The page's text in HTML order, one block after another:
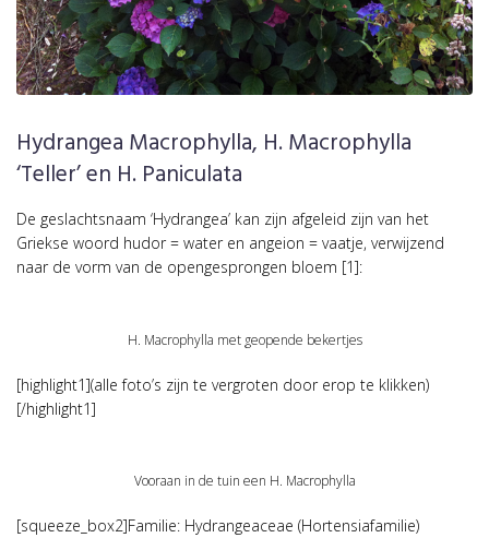
Hydrangea Macrophylla, H. Macrophylla
‘Teller’ en H. Paniculata
De geslachtsnaam ‘Hydrangea’ kan zijn afgeleid zijn van het
Griekse woord hudor = water en angeion = vaatje, verwijzend
naar de vorm van de opengesprongen bloem [1]:
H. Macrophylla met geopende bekertjes
[highlight1](alle foto’s zijn te vergroten door erop te klikken)
[/highlight1]
Vooraan in de tuin een H. Macrophylla
[squeeze_box2]Familie: Hydrangeaceae (Hortensiafamilie)